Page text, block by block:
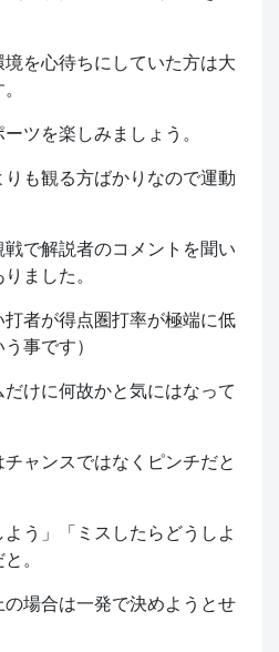
を心待ちにしていた方は大
ツを楽しみましょう。
も観る方ばかりなので運動
で解説者のコメントを聞い
ました。
者が得点圏打率が極端に低
事です）
けに何故かと気にはなって
ャンスではなくピンチだと
よう」「ミスしたらどうしよ
。
場合は一発で決めようとせ